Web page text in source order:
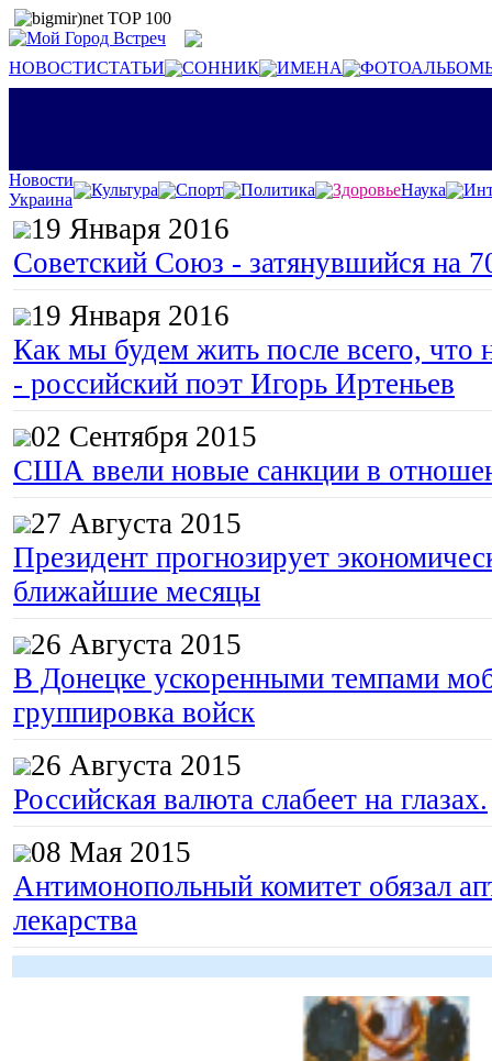
НОВОСТИСТАТЬИ СОННИК ИМЕНА
Новости
Украина
Культура Спорт Политика ЗдоровьеНаука
19 Января 2016
Советский Союз - затянувшийся на
19 Января 2016
Как мы будем жить после всего, что
- российский поэт Игорь Иртеньев
02 Сентября 2015
США ввели новые санкции в
27 Августа 2015
Президент прогнозирует
ближайшие месяцы
26 Августа 2015
В Донецке ускоренными темпами
группировка войск
26 Августа 2015
Российская валюта слабеет на глазах.
08 Мая 2015
Антимонопольный комитет обязал
лекарства